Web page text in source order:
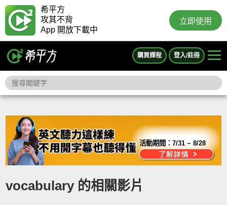
希平方
攻其不背
App 開放下載中
立即使用
購買課程 登入/註冊
活動期間：7/31 ~ 8/28
vocabulary 的相關影片